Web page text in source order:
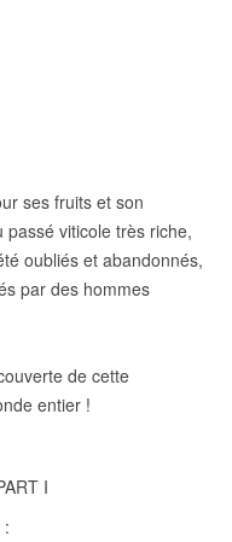
ses fruits et son
viticole très riche,
oubliés et abandonnés,
par des hommes
de cette
entier !
I